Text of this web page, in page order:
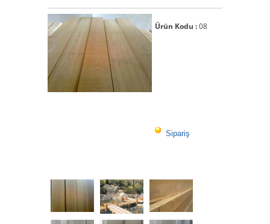
Ürün Kodu :08
Sipariş